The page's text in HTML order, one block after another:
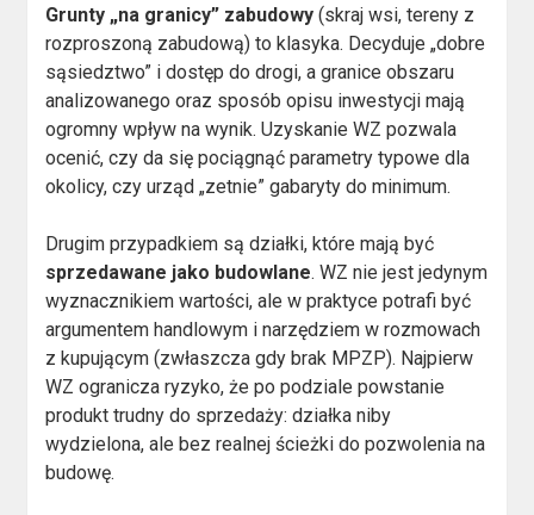
Grunty „na granicy” zabudowy (skraj wsi, tereny z
rozproszoną zabudową) to klasyka. Decyduje „dobre
sąsiedztwo” i dostęp do drogi, a granice obszaru
analizowanego oraz sposób opisu inwestycji mają
ogromny wpływ na wynik. Uzyskanie WZ pozwala
ocenić, czy da się pociągnąć parametry typowe dla
okolicy, czy urząd „zetnie” gabaryty do minimum.
Drugim przypadkiem są działki, które mają być
sprzedawane jako budowlane. WZ nie jest jedynym
wyznacznikiem wartości, ale w praktyce potrafi być
argumentem handlowym i narzędziem w rozmowach
z kupującym (zwłaszcza gdy brak MPZP). Najpierw
WZ ogranicza ryzyko, że po podziale powstanie
produkt trudny do sprzedaży: działka niby
wydzielona, ale bez realnej ścieżki do pozwolenia na
budowę.